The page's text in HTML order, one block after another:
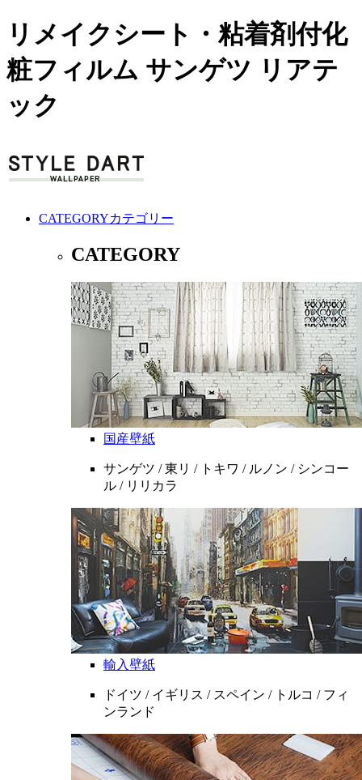
リメイクシート・粘着剤付化
粧フィルム サンゲツ リアテ
ック
CATEGORYカテゴリー
CATEGORY
国産壁紙
サンゲツ / 東リ / トキワ / ルノン / シンコー
ル / リリカラ
輸入壁紙
ドイツ / イギリス / スペイン / トルコ / フィ
ンランド